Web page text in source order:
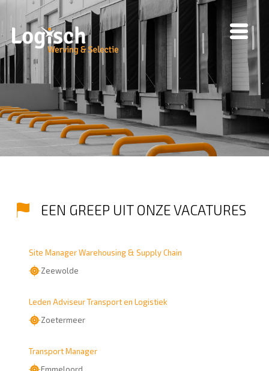
EEN GREEP UIT ONZE VACATURES
Site Manager Warehousing & Supply Chain
Zeewolde
Leden Adviseur Transport en Logistiek
Zoetermeer
Transport Manager